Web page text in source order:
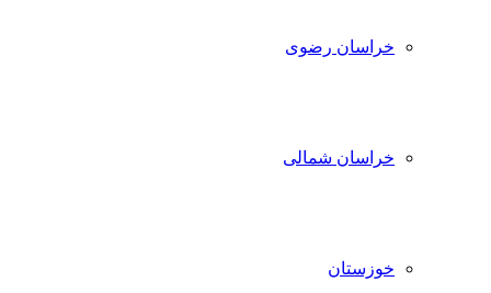
خراسان رضوی
خراسان شمالی
خوزستان